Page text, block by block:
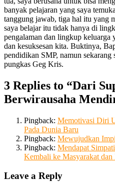
banyak pelajaran yang saya
tanggung jawab, tiga hal itu yang
saya belajar itu tidak hanya di
pengalaman dan lingkup keluarga
dan kesuksesan kita. Buktinya,
pendidikan SMP, namun sekarang
pungkas Geg Kris.
3 Replies to “Dari
Berwirausaha
Pingback: Memotivasi Diri
Pada Dunia Baru
Pingback: Mewujudkan
Pingback: Mendapat
Kembali ke Masyarakat dan
Leave a Reply